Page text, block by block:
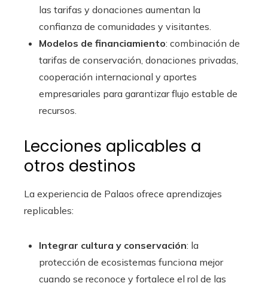
las tarifas y donaciones aumentan la
confianza de comunidades y visitantes.
Modelos de financiamiento: combinación de
tarifas de conservación, donaciones privadas,
cooperación internacional y aportes
empresariales para garantizar flujo estable de
recursos.
Lecciones aplicables a
otros destinos
La experiencia de Palaos ofrece aprendizajes
replicables:
Integrar cultura y conservación: la
protección de ecosistemas funciona mejor
cuando se reconoce y fortalece el rol de las